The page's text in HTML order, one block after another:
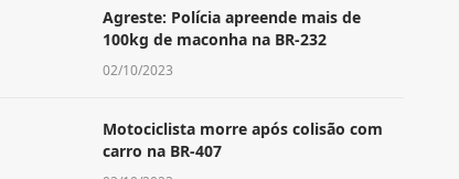
Agreste: Polícia apreende mais de
100kg de maconha na BR-232
02/10/2023
Motociclista morre após colisão com
carro na BR-407